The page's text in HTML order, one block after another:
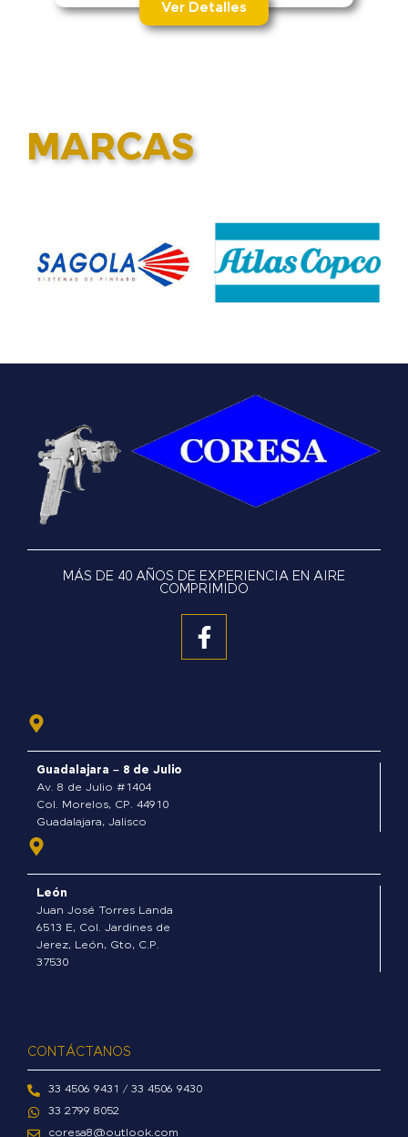
Ver Detalles
MARCAS
MÁS DE 40 AÑOS DE EXPERIENCIA EN AIRE
COMPRIMIDO
F
a
Guadalajara – 8 de Julio
Av. 8 de Julio #1404
Col. Morelos, CP. 44910
Guadalajara, Jalisco
León
Juan José Torres Landa
6513 E, Col. Jardines de
Jerez, León, Gto, C.P.
37530
CONTÁCTANOS
33 4506 9431 / 33 4506 9430
33 2799 8052
coresa8@outlook.com